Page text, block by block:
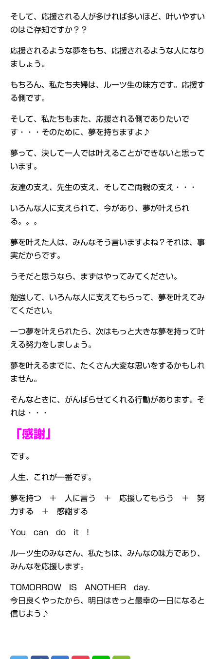
そして、応援される人が多ければ多いほど、叶いやすい
のはご存知ですか？？
応援されるような夢をもち、応援されるような人になり
ましょう。
もちろん、私たち夫婦は、ルーツ生の味方です。応援す
る側です。
そして、私たちもまた、応援される側でありたいで
す・・・そのために、夢を持ちますよ♪
夢って、決して一人では叶えることができないと思って
います。
友達の支え、先生の支え、そしてご両親の支え・・・
いろんな人に支えられて、今があり、夢が叶えられ
る。。。
夢を叶えた人は、みんなそう言いますよね？それは、事
実だからです。
うそだと思うなら、まずはやってみてください。
勉強して、いろんな人に支えてもらって、夢を叶えてみ
てください。
一つ夢を叶えられたら、次はもっと大きな夢を持って叶
える努力をしましょう。
夢を叶えるまでに、たくさん大変な思いをするかもしれ
ません。
そんなときに、がんばらせてくれる行動があります。そ
れは・・・
「感謝」
です。
人生、これが一番です。
夢を持つ ＋ 人に言う ＋ 応援してもらう ＋ 努
力する ＋ 感謝する
You can do it !
ルーツ生のみなさん、私たちは、みんなの味方であり、
みんなを応援します。
TOMORROW IS ANOTHER day.
今日良くやったから、明日はきっと最幸の一日になると
信じよう♪